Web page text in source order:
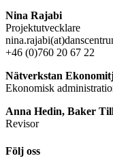
Nina Rajabi
Projektutvecklare
+46 (0)760 20 67 22
Nätverkstan
Ekonomisk
Anna Hedin, Baker
Revisor
Följ oss